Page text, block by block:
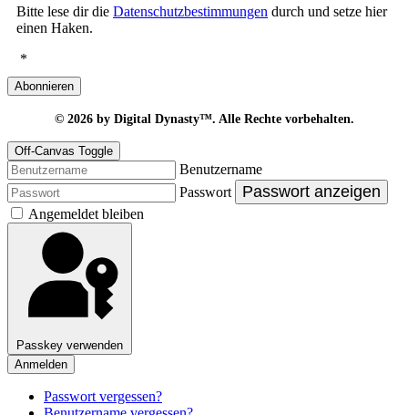
Bitte lese dir die Datenschutzbestimmungen durch und setze hier
einen Haken.
*
Abonnieren
© 2026 by Digital Dynasty™. Alle Rechte vorbehalten.
Off-Canvas Toggle
Benutzername
Passwort
Passwort anzeigen
Angemeldet bleiben
Passkey verwenden
Anmelden
Passwort vergessen?